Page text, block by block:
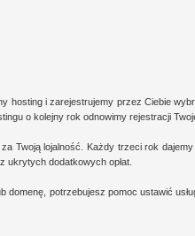
hosting i zarejestrujemy przez Ciebie
o kolejny rok odnowimy rejestracji
Twoją lojalność. Każdy trzeci rok
ukrytych dodatkowych opłat.
domenę, potrzebujesz pomoc ustawić